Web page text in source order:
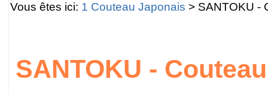
Vous êtes ici: 1 Couteau Japonais > SANTOKU
SANTOKU -